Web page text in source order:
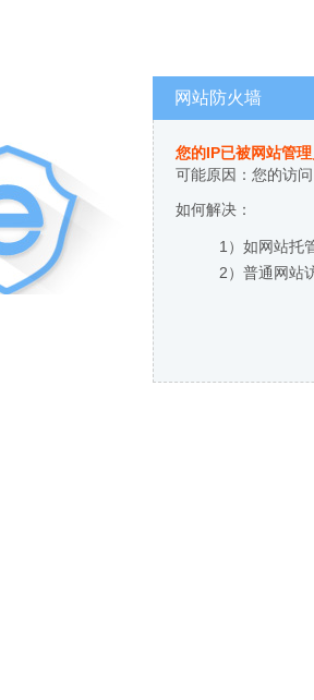
网站防火墙
您的IP已被网站管
可能原因：您的访
如何解决：
1）如网站托
2）普通网站